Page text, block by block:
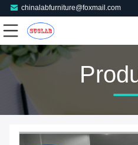
chinalabfurniture@foxmail.com